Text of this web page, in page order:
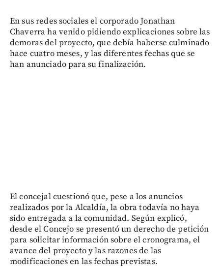
En sus redes sociales el corporado Jonathan
Chaverra ha venido pidiendo explicaciones sobre las
demoras del proyecto, que debía haberse culminado
hace cuatro meses, y las diferentes fechas que se
han anunciado para su finalización.
El concejal cuestionó que, pese a los anuncios
realizados por la Alcaldía, la obra todavía no haya
sido entregada a la comunidad. Según explicó,
desde el Concejo se presentó un derecho de petición
para solicitar información sobre el cronograma, el
avance del proyecto y las razones de las
modificaciones en las fechas previstas.